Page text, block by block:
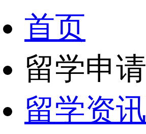
首页
留学申请
留学资讯